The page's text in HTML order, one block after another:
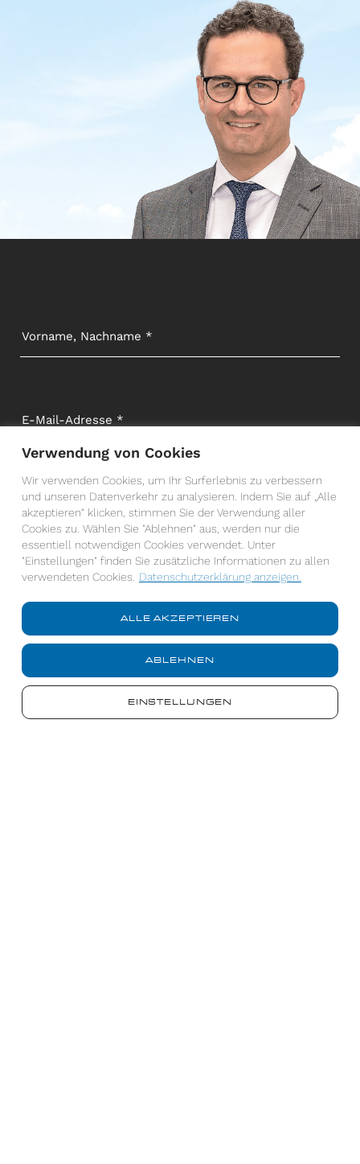
Verwendung von Cookies
Wir verwenden Cookies, um Ihr Surferlebnis zu verbessern
und unseren Datenverkehr zu analysieren. Indem Sie auf „Alle
akzeptieren“ klicken, stimmen Sie der Verwendung aller
Cookies zu. Wählen Sie "Ablehnen" aus, werden nur die
essentiell notwendigen Cookies verwendet. Unter
"Einstellungen" finden Sie zusätzliche Informationen zu allen
verwendeten Cookies.
Datenschutzerklärung anzeigen.
EINSTELLUNGEN
ABLEHNEN
ALLE AKZEPTIEREN
Ich habe die Datenschutzerklärung gelesen und
akzeptiere diese.*